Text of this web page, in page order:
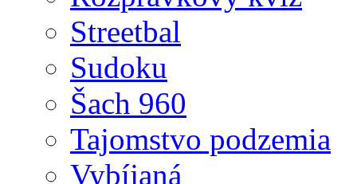
Streetbal
Sudoku
Šach 960
Tajomstvo podzemia
Vybíjaná